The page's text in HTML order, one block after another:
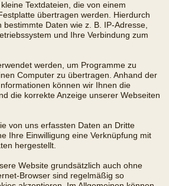
Textdateien, die von einem
übertragen werden. Hierdurch
Daten wie z. B. IP-Adresse,
und Ihre Verbindung zum
werden, um Programme zu
Computer zu übertragen. Anhand der
können wir Ihnen die
die korrekte Anzeige unserer Webseiten
von uns erfassten Daten an Dritte
Ihre Einwilligung eine Verknüpfung mit
hergestellt.
Website grundsätzlich auch ohne
Browser sind regelmäßig so